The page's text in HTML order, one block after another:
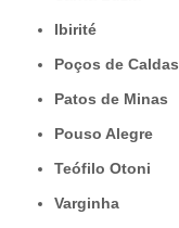
Ibirité
Poços de Caldas
Patos de Minas
Pouso Alegre
Teófilo Otoni
Varginha